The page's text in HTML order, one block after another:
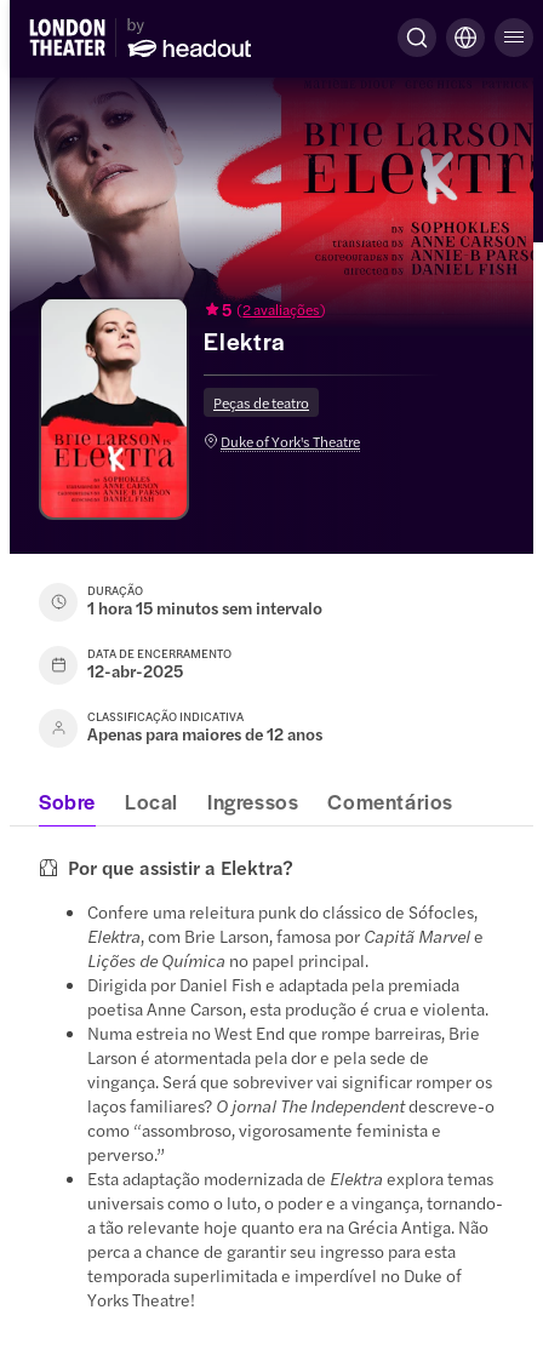
5 (2 avaliações)
Elektra
Peças de teatro
Duke of York's Theatre
DURAÇÃO
1 hora 15 minutos sem intervalo
DATA DE ENCERRAMENTO
12-abr-2025
CLASSIFICAÇÃO INDICATIVA
Apenas para maiores de 12 anos
Sobre Local Ingressos Comentários
Por que assistir a Elektra?
Confere uma releitura punk do clássico de Sófocles,
Elektra, com Brie Larson, famosa por Capitã Marvele
Lições de Química no papel principal.
Dirigida por Daniel Fish e adaptada pela premiada
poetisa Anne Carson, esta produção é crua e violenta.
Numa estreia no West End que rompe barreiras, Brie
Larson é atormentada pela dor e pela sede de
vingança. Será que sobreviver vai significar romper os
laços familiares? O jornal The Independentdescreve-o
como “assombroso, vigorosamente feminista e
perverso.”
Esta adaptação modernizada de Elektra explora temas
universais como o luto, o poder e a vingança, tornando-
a tão relevante hoje quanto era na Grécia Antiga. Não
perca a chance de garantir seu ingresso para esta
temporada superlimitada e imperdível no Duke of
Yorks Theatre!